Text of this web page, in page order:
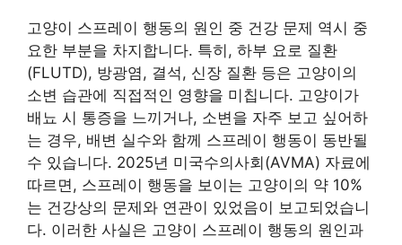
고양이 스프레이 행동의 원인 중 건강 문제 역시 중
요한 부분을 차지합니다. 특히, 하부 요로 질환
(FLUTD), 방광염, 결석, 신장 질환 등은 고양이의
소변 습관에 직접적인 영향을 미칩니다. 고양이가
배뇨 시 통증을 느끼거나, 소변을 자주 보고 싶어하
는 경우, 배변 실수와 함께 스프레이 행동이 동반될
수 있습니다. 2025년 미국수의사회(AVMA) 자료에
따르면, 스프레이 행동을 보이는 고양이의 약 10%
는 건강상의 문제와 연관이 있었음이 보고되었습니
다. 이러한 사실은 고양이 스프레이 행동의 원인과